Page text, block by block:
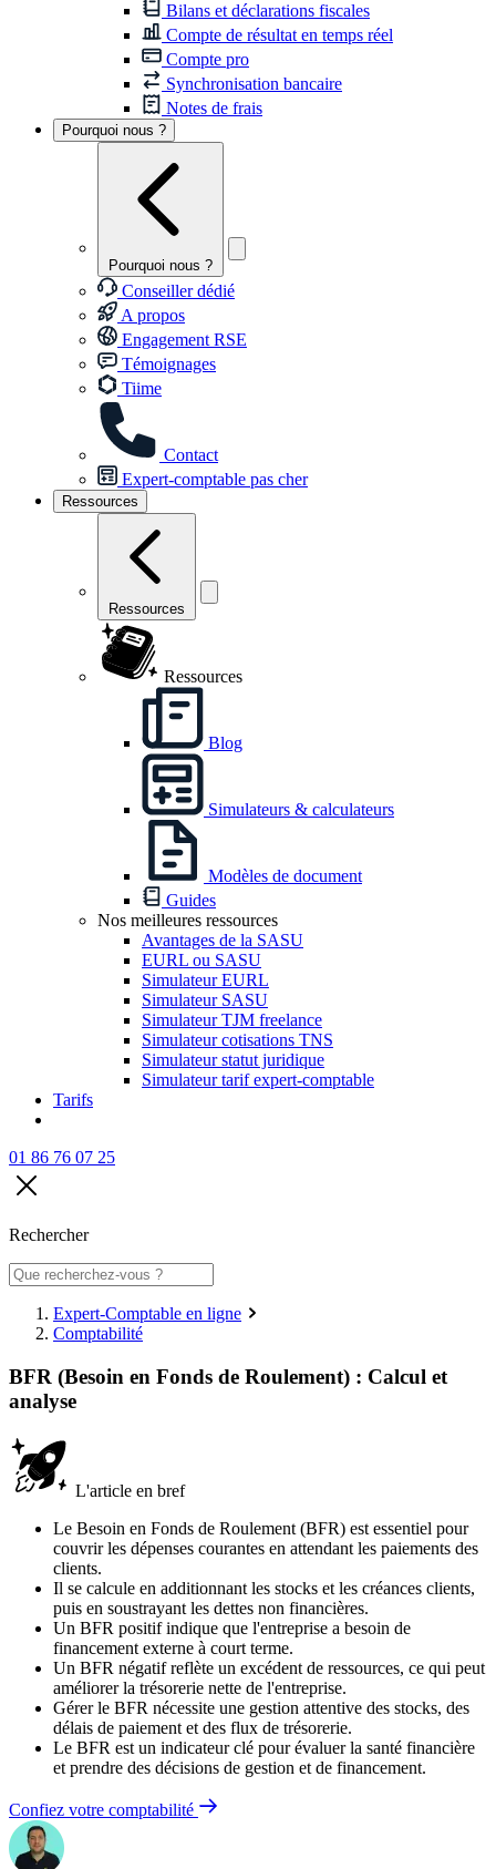
Bilans et déclarations fiscales
Compte de résultat en temps réel
Compte pro
Synchronisation bancaire
Notes de frais
Pourquoi nous ?
Pourquoi nous ?
Conseiller dédié
A propos
Engagement RSE
Témoignages
Tiime
Contact
Expert-comptable pas cher
Ressources
Ressources
Ressources
Blog
Simulateurs & calculateurs
Modèles de document
Guides
Nos meilleures ressources
Avantages de la SASU
EURL ou SASU
Simulateur EURL
Simulateur SASU
Simulateur TJM freelance
Simulateur cotisations TNS
Simulateur statut juridique
Simulateur tarif expert-comptable
Tarifs
01 86 76 07 25
Rechercher
Expert-Comptable en ligne
Comptabilité
BFR (Besoin en Fonds de Roulement) : Calcul et
analyse
L'article en bref
Le Besoin en Fonds de Roulement (BFR) est essentiel pour
couvrir les dépenses courantes en attendant les paiements des
clients.
Il se calcule en additionnant les stocks et les créances clients,
puis en soustrayant les dettes non financières.
Un BFR positif indique que l'entreprise a besoin de
financement externe à court terme.
Un BFR négatif reflète un excédent de ressources, ce qui peut
améliorer la trésorerie nette de l'entreprise.
Gérer le BFR nécessite une gestion attentive des stocks, des
délais de paiement et des flux de trésorerie.
Le BFR est un indicateur clé pour évaluer la santé financière
et prendre des décisions de gestion et de financement.
Confiez votre comptabilité